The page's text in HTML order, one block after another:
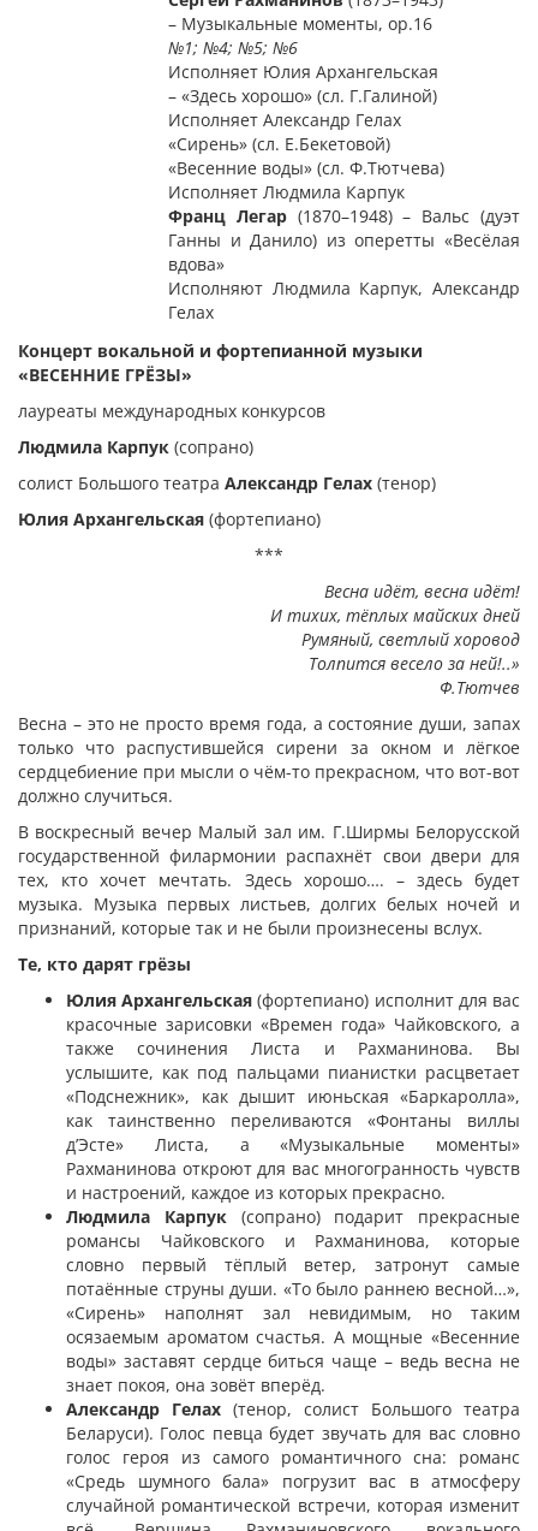
– Музыкальные моменты, op.16
№1; №4; №5; №6
Исполняет Юлия Архангельская
– «Здесь хорошо» (сл. Г.Галиной)
Исполняет Александр Гелах
«Сирень» (сл. Е.Бекетовой)
«Весенние воды» (сл. Ф.Тютчева)
Исполняет Людмила Карпук
Франц Легар(1870–1948) – Вальс (дуэт
Ганны и Данило) из оперетты «Весёлая
вдова»
Исполняют Людмила Карпук, Александр
Гелах
Концерт вокальной и фортепианной музыки
«ВЕСЕННИЕ ГРЁЗЫ»
лауреаты международных конкурсов
Людмила Карпук (сопрано)
солист Большого театра Александр Гелах (тенор)
Юлия Архангельская (фортепиано)
***
Весна идёт, весна идёт!
И тихих, тёплых майских дней
Румяный, светлый хоровод
Толпится весело за ней!..»
Ф.Тютчев
Весна – это не просто время года, а состояние души, запах
только что распустившейся сирени за окном и лёгкое
сердцебиение при мысли о чём-то прекрасном, что вот-вот
должно случиться.
В воскресный вечер Малый зал им. Г.Ширмы Белорусской
государственной филармонии распахнёт свои двери для
тех, кто хочет мечтать. Здесь хорошо…. – здесь будет
музыка. Музыка первых листьев, долгих белых ночей и
признаний, которые так и не были произнесены вслух.
Те, кто дарят грёзы
Юлия Архангельская(фортепиано) исполнит для вас
красочные зарисовки «Времен года» Чайковского, а
также сочинения Листа и Рахманинова. Вы
услышите, как под пальцами пианистки расцветает
«Подснежник», как дышит июньская «Баркаролла»,
как таинственно переливаются «Фонтаны виллы
д’Эсте» Листа, а «Музыкальные моменты»
Рахманинова откроют для вас многогранность чувств
и настроений, каждое из которых прекрасно.
Людмила Карпук (сопрано) подарит прекрасные
романсы Чайковского и Рахманинова, которые
словно первый тёплый ветер, затронут самые
потаённые струны души. «То было раннею весной…»,
«Сирень» наполнят зал невидимым, но таким
осязаемым ароматом счастья. А мощные «Весенние
воды» заставят сердце биться чаще – ведь весна не
знает покоя, она зовёт вперёд.
Александр Гелах (тенор, солист Большого театра
Беларуси). Голос певца будет звучать для вас словно
голос героя из самого романтичного сна: романс
«Средь шумного бала» погрузит вас в атмосферу
случайной романтической встречи, которая изменит